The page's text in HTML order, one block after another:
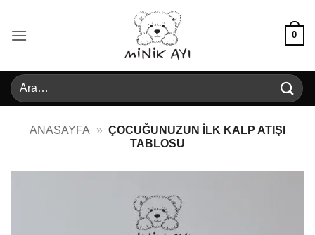
0
Ara:
ANASAYFA » ÇOCUĞUNUZUN İLK KALP ATIŞI
TABLOSU